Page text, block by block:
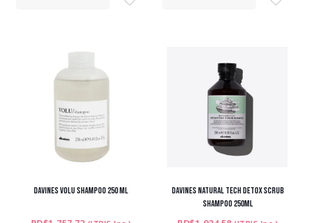
DAVINES VOLU SHAMPOO 250 ML
DAVINES NATURAL TECH DETOX SCRUB
SHAMPOO 250ML